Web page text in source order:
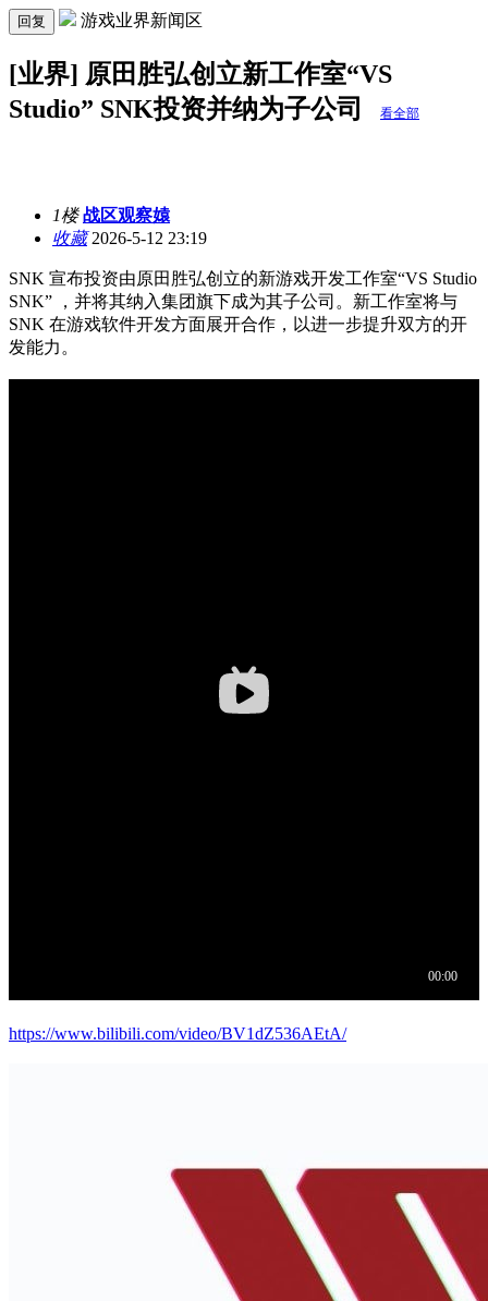
回复 游戏业界新闻区
[业界] 原田胜弘创立新工作室“VS
Studio” SNK投资并纳为子公司
看全部
1楼 战区观察媴
收藏2026-5-12 23:19
SNK 宣布投资由原田胜弘创立的新游戏开发工作室“VS Studio
SNK” ，并将其纳入集团旗下成为其子公司。新工作室将与
SNK 在游戏软件开发方面展开合作，以进一步提升双方的开
发能力。
https://www.bilibili.com/video/BV1dZ536AEtA/